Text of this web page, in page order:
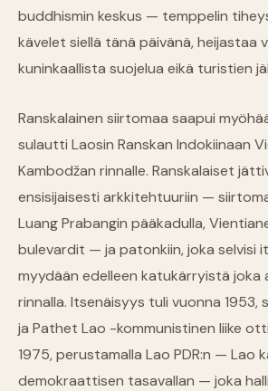
buddhismin keskus — temppelin
kävelet siellä tänä päivänä, heijastaa
kuninkaallista suojelua eikä turistien
Ranskalainen siirtomaa saapui
sulautti Laosin Ranskan Indokiinaan
Kambodžan rinnalle. Ranskalaiset
ensisijaisesti arkkitehtuuriin —
Luang Prabangin pääkadulla,
bulevardit — ja patonkiin, joka selvisi
myydään edelleen katukärryistä joka
rinnalla. Itsenäisyys tuli vuonna 1953,
ja Pathet Lao -kommunistinen liike otti
1975, perustamalla Lao PDR:n — Lao
demokraattisen tasavallan — joka